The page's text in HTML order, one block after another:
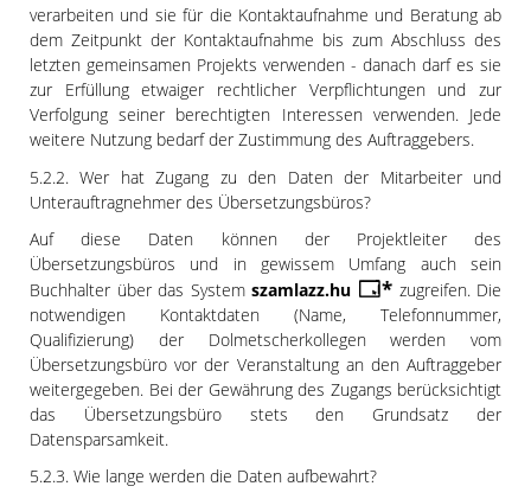
verarbeiten und sie für die Kontaktaufnahme und Beratung ab
dem Zeitpunkt der Kontaktaufnahme bis zum Abschluss des
letzten gemeinsamen Projekts verwenden - danach darf es sie
zur Erfüllung etwaiger rechtlicher Verpflichtungen und zur
Verfolgung seiner berechtigten Interessen verwenden. Jede
weitere Nutzung bedarf der Zustimmung des Auftraggebers.
5.2.2. Wer hat Zugang zu den Daten der Mitarbeiter und
Unterauftragnehmer des Übersetzungsbüros?
Auf diese Daten können der Projektleiter des
Übersetzungsbüros und in gewissem Umfang auch sein
Buchhalter über das System szamlazz.hu
zugreifen. Die
notwendigen Kontaktdaten (Name, Telefonnummer,
Qualifizierung) der Dolmetscherkollegen werden vom
Übersetzungsbüro vor der Veranstaltung an den Auftraggeber
weitergegeben. Bei der Gewährung des Zugangs berücksichtigt
das Übersetzungsbüro stets den Grundsatz der
Datensparsamkeit.
5.2.3. Wie lange werden die Daten aufbewahrt?